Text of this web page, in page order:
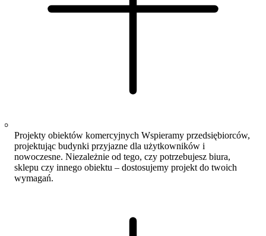
Projekty obiektów komercyjnych Wspieramy przedsiębiorców,
projektując budynki przyjazne dla użytkowników i
nowoczesne. Niezależnie od tego, czy potrzebujesz biura,
sklepu czy innego obiektu – dostosujemy projekt do twoich
wymagań.